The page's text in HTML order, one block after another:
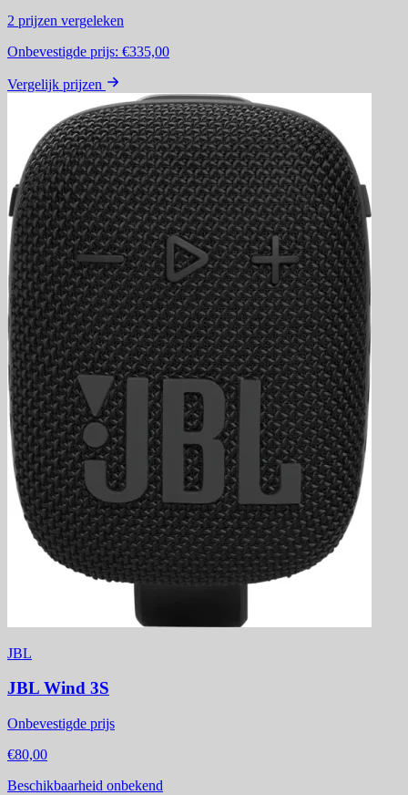
2 prijzen vergeleken
Onbevestigde prijs: €335,00
Vergelijk prijzen
JBL
JBL Wind 3S
Onbevestigde prijs
€80,00
Beschikbaarheid onbekend